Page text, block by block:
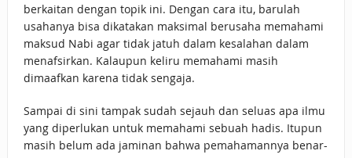
berkaitan dengan topik ini. Dengan cara itu, barulah
usahanya bisa dikatakan maksimal berusaha memahami
maksud Nabi agar tidak jatuh dalam kesalahan dalam
menafsirkan. Kalaupun keliru memahami masih
dimaafkan karena tidak sengaja.
Sampai di sini tampak sudah sejauh dan seluas apa ilmu
yang diperlukan untuk memahami sebuah hadis. Itupun
masih belum ada jaminan bahwa pemahamannya benar-